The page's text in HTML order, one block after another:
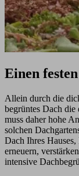
Einen festen
Allein durch die
begrüntes Dach
muss daher hohe
solchen
Dach Ihres
erneuern,
intensive